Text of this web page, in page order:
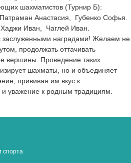
шахматистов (Турнир Б):
Патраман Анастасия,
Губенко Софья.
Хаджи Иван,
Чаглей Иван.
заслуженными наградами! Желаем не
продолжать оттачивать
вершины. Проведение таких
шахматы, но и объединяет
прививая им вкус к
уважение к родным традициям.
спорта